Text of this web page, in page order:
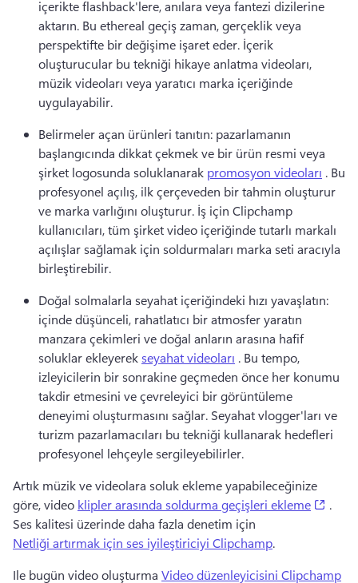
içerikte flashback'lere, anılara veya fantezi dizilerine
aktarın. Bu ethereal geçiş zaman, gerçeklik veya
perspektifte bir değişime işaret eder. İçerik
oluşturucular bu tekniği hikaye anlatma videoları,
müzik videoları veya yaratıcı marka içeriğinde
uygulayabilir.
Belirmeler açan ürünleri tanıtın: pazarlamanın
başlangıcında dikkat çekmek ve bir ürün resmi veya
şirket logosunda soluklanarak promosyon videoları . Bu
profesyonel açılış, ilk çerçeveden bir tahmin oluşturur
ve marka varlığını oluşturur. İş için Clipchamp
kullanıcıları, tüm şirket video içeriğinde tutarlı markalı
açılışlar sağlamak için soldurmaları marka seti aracıyla
birleştirebilir.
Doğal solmalarla seyahat içeriğindeki hızı yavaşlatın:
içinde düşünceli, rahatlatıcı bir atmosfer yaratın
manzara çekimleri ve doğal anların arasına hafif
soluklar ekleyerek seyahat videoları . Bu tempo,
izleyicilerin bir sonrakine geçmeden önce her konumu
takdir etmesini ve çevreleyici bir görüntüleme
deneyimi oluşturmasını sağlar. Seyahat vlogger'ları ve
turizm pazarlamacıları bu tekniği kullanarak hedefleri
profesyonel lehçeyle sergileyebilirler.
Artık müzik ve videolara soluk ekleme yapabileceğinize
göre, video klipler arasında soldurma geçişleri ekleme
Ses kalitesi üzerinde daha fazla denetim için
Netliği artırmak için ses iyileştiriciyi Clipchamp.
Ile bugün video oluşturma Video düzenleyicisini Clipchamp